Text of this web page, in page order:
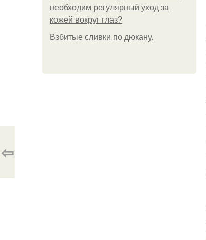
необходим регулярный уход за
кожей вокруг глаз?
Взбитые сливки по дюкану.
⇦